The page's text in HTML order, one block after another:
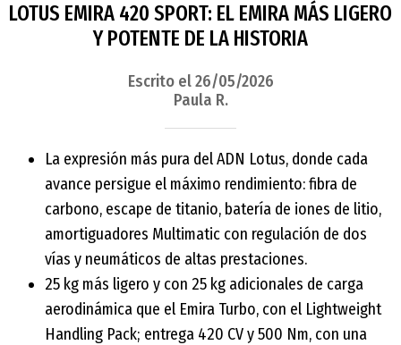
LOTUS EMIRA 420 SPORT: EL EMIRA MÁS LIGERO
Y POTENTE DE LA HISTORIA
Escrito el 26/05/2026
Paula R.
La expresión más pura del ADN Lotus, donde cada
avance persigue el máximo rendimiento: fibra de
carbono, escape de titanio, batería de iones de litio,
amortiguadores Multimatic con regulación de dos
vías y neumáticos de altas prestaciones.
25 kg más ligero y con 25 kg adicionales de carga
aerodinámica que el Emira Turbo, con el Lightweight
Handling Pack; entrega 420 CV y 500 Nm, con una